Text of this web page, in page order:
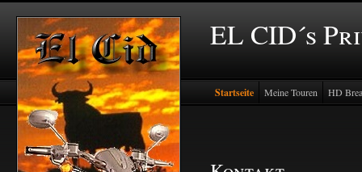
EL CID´s
Startseite Meine Touren HD